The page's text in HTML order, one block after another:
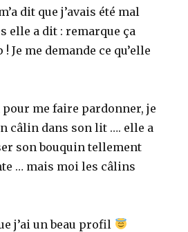
dit que j’avais été mal
elle a dit : remarque ça
Je me demande ce qu’elle
me faire pardonner, je
câlin dans son lit …. elle a
son bouquin tellement
… mais moi les câlins
j’ai un beau profil